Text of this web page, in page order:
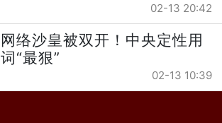
02-13 20:42
网络沙皇被双开！中央定性用
词“最狠”
02-13 10:39